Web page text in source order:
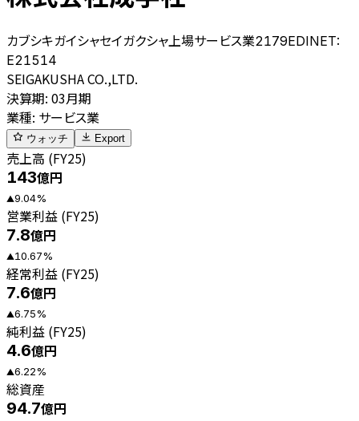
カブシキガイシャセイガクシャ 上場サービス業2179EDINET:
E21514
SEIGAKUSHA CO.,LTD.
決算期: 03月期
業種: サービス業
ウォッチ Export
売上高 (FY25)
143億円
▲9.04%
営業利益 (FY25)
7.8億円
▲10.67%
経常利益 (FY25)
7.6億円
▲6.75%
純利益 (FY25)
4.6億円
▲6.22%
総資産
94.7億円